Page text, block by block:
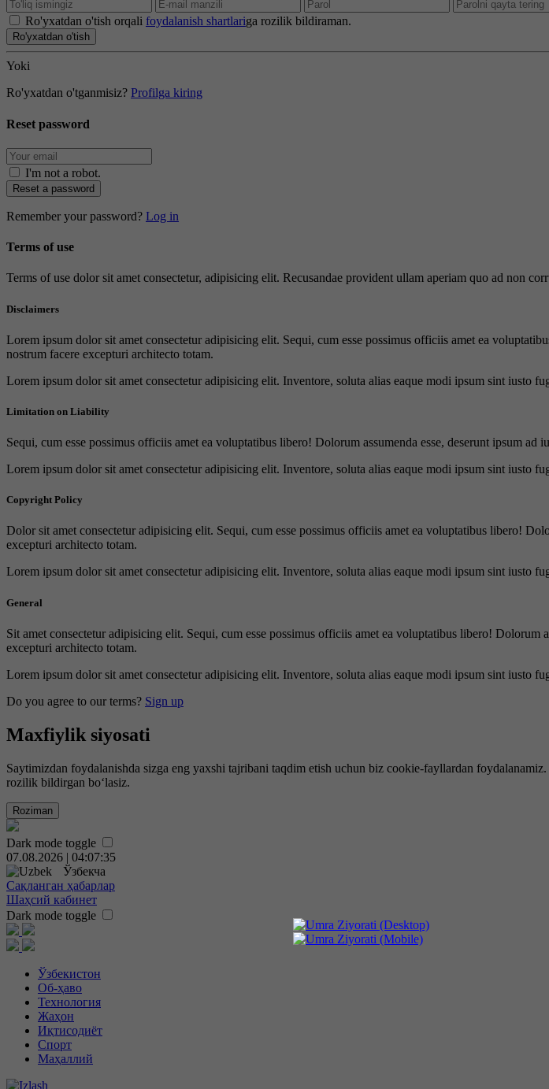
Ro'yxatdan o'tish orqali foydalanish shartlariga rozilik bildiraman.
Ro'yxatdan o'tish
Yoki
Ro'yxatdan o'tganmisiz? Profilga kiring
Reset password
I'm not a robot.
Reset a password
Remember your password? Log in
Terms of use
Terms of use dolor sit amet consectetur, adipisicing elit. Recusandae provident ullam aperiam quo ad non
Disclaimers
Lorem ipsum dolor sit amet consectetur adipisicing elit. Sequi, cum esse possimus officiis amet ea
nostrum facere excepturi architecto totam.
Lorem ipsum dolor sit amet consectetur adipisicing elit. Inventore, soluta alias eaque modi ipsum sint iusto
Limitation on Liability
Sequi, cum esse possimus officiis amet ea voluptatibus libero! Dolorum assumenda esse, deserunt ipsum
Lorem ipsum dolor sit amet consectetur adipisicing elit. Inventore, soluta alias eaque modi ipsum sint iusto
Copyright Policy
Dolor sit amet consectetur adipisicing elit. Sequi, cum esse possimus officiis amet ea voluptatibus libero!
excepturi architecto totam.
Lorem ipsum dolor sit amet consectetur adipisicing elit. Inventore, soluta alias eaque modi ipsum sint iusto
General
Sit amet consectetur adipisicing elit. Sequi, cum esse possimus officiis amet ea voluptatibus libero! Dolorum
excepturi architecto totam.
Lorem ipsum dolor sit amet consectetur adipisicing elit. Inventore, soluta alias eaque modi ipsum sint iusto
Do you agree to our terms? Sign up
Maxfiylik siyosati
Saytimizdan foydalanishda sizga eng yaxshi tajribani taqdim etish uchun biz cookie-fayllardan
rozilik bildirgan bo‘lasiz.
Roziman
Dark mode toggle
07.08.2026 | 04:07:36
Ўзбекча
Сақланган ҳабарлар
Шаҳсий кабинет
Dark mode toggle
Ўзбекистон
Об-ҳаво
Технология
Жаҳон
Иқтисодиёт
Спорт
Маҳаллий